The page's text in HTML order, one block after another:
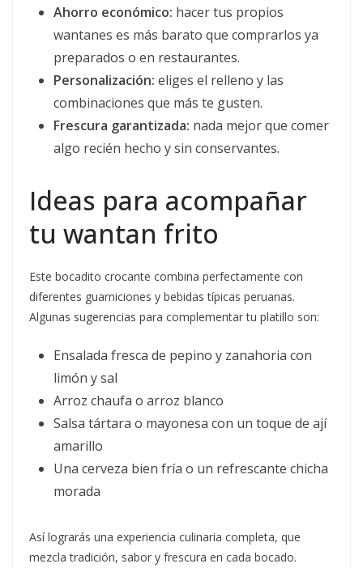
Ahorro económico: hacer tus propios
wantanes es más barato que comprarlos ya
preparados o en restaurantes.
Personalización: eliges el relleno y las
combinaciones que más te gusten.
Frescura garantizada: nada mejor que comer
algo recién hecho y sin conservantes.
Ideas para acompañar
tu wantan frito
Este bocadito crocante combina perfectamente con
diferentes guarniciones y bebidas típicas peruanas.
Algunas sugerencias para complementar tu platillo son:
Ensalada fresca de pepino y zanahoria con
limón y sal
Arroz chaufa o arroz blanco
Salsa tártara o mayonesa con un toque de ají
amarillo
Una cerveza bien fría o un refrescante chicha
morada
Así lograrás una experiencia culinaria completa, que
mezcla tradición, sabor y frescura en cada bocado.